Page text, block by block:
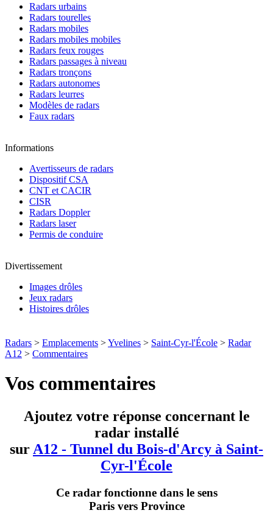
Radars urbains
Radars tourelles
Radars mobiles
Radars mobiles mobiles
Radars feux rouges
Radars passages à niveau
Radars tronçons
Radars autonomes
Radars leurres
Modèles de radars
Faux radars
Informations
Avertisseurs de radars
Dispositif CSA
CNT et CACIR
CISR
Radars Doppler
Radars laser
Permis de conduire
Divertissement
Images drôles
Jeux radars
Histoires drôles
Radars > Emplacements >Yvelines > Saint-Cyr-l'École > Radar
A12 > Commentaires
Vos commentaires
Ajoutez votre réponse concernant le
radar installé
sur A12 - Tunnel du Bois-d'Arcy à Saint-
Cyr-l'École
Ce radar fonctionne dans le sens
Paris vers Province